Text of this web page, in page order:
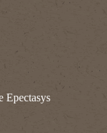
Epectasys